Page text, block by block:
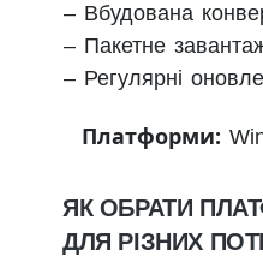
– Вбудована
– Пакетне
– Регулярні
Платформи:
ЯК ОБРАТИ
ДЛЯ РІЗНИХ